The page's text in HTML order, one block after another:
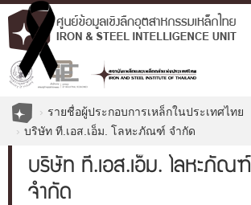
รายชื่อผู้ประกอบการเหล็กในประเทศไทย
บริษัท ที.เอส.เอ็ม. โลหะภัณฑ์ จำกัด
บริษัท ที.เอส.เอ็ม. โลหะภัณฑ์
จำกัด